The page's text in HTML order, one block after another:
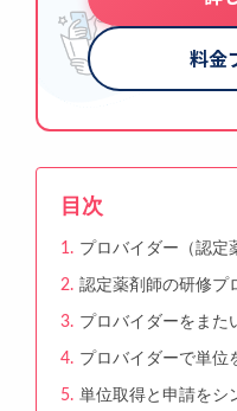
料金
目次
プロバイダー（認定
認定薬剤師の研修プ
プロバイダーをまた
プロバイダーで単位
単位取得と申請をシ